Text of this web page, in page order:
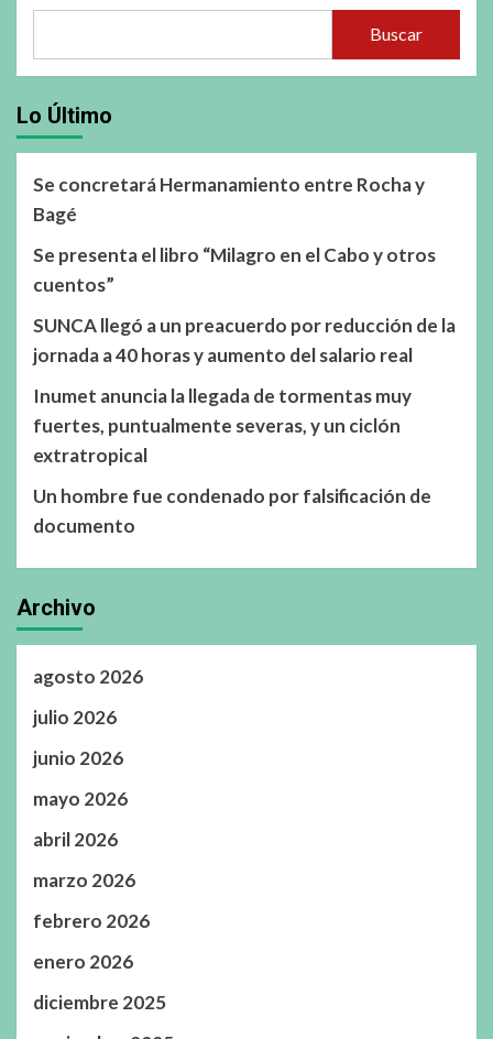
Buscar
Lo Último
Se concretará Hermanamiento entre Rocha y
Bagé
Se presenta el libro “Milagro en el Cabo y otros
cuentos”
SUNCA llegó a un preacuerdo por reducción de la
jornada a 40 horas y aumento del salario real
Inumet anuncia la llegada de tormentas muy
fuertes, puntualmente severas, y un ciclón
extratropical
Un hombre fue condenado por falsificación de
documento
Archivo
agosto 2026
julio 2026
junio 2026
mayo 2026
abril 2026
marzo 2026
febrero 2026
enero 2026
diciembre 2025